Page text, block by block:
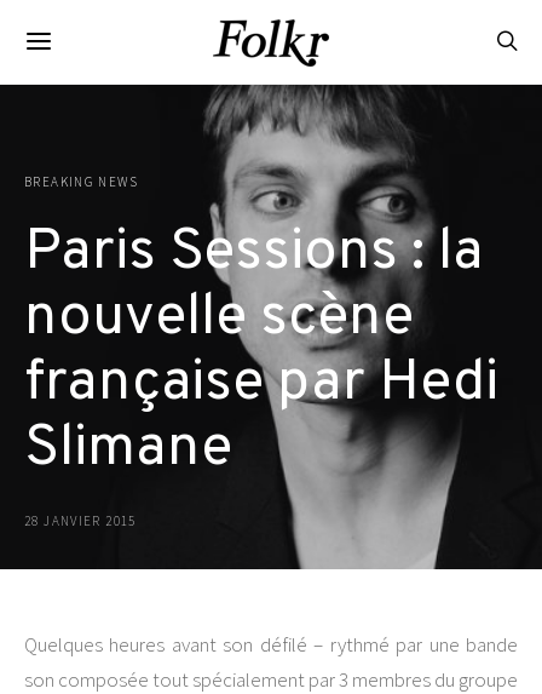
BREAKING NEWS
Paris Sessions : la
nouvelle scène
française par Hedi
Slimane
28 JANVIER 2015
Quelques heures avant son défilé – rythmé par une bande
son composée tout spécialement par 3 membres du groupe